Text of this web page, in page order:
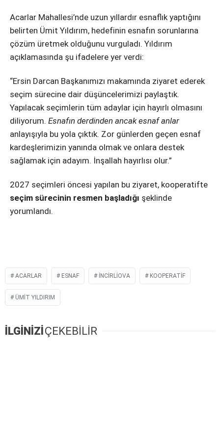
Acarlar Mahallesi’nde uzun yıllardır esnaflık yaptığını
belirten Ümit Yıldırım, hedefinin esnafın sorunlarına
çözüm üretmek olduğunu vurguladı. Yıldırım
açıklamasında şu ifadelere yer verdi:
“Ersin Darcan Başkanımızı makamında ziyaret ederek
seçim sürecine dair düşüncelerimizi paylaştık.
Yapılacak seçimlerin tüm adaylar için hayırlı olmasını
diliyorum. Esnafın derdinden ancak esnaf anlar
anlayışıyla bu yola çıktık. Zor günlerden geçen esnaf
kardeşlerimizin yanında olmak ve onlara destek
sağlamak için adayım. İnşallah hayırlısı olur.”
2027 seçimleri öncesi yapılan bu ziyaret, kooperatifte
seçim sürecinin resmen başladığı şeklinde
yorumlandı.
ACARLAR ESNAF INCIRLIOVA KOOPERATIF
ÜMIT YILDIRIM
İLGİNİZİ ÇEKEBİLİR